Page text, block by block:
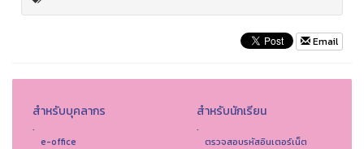
Email
สำหรับบุคลากร
.
e-office
สำหรับนักเรียน
.
ตรวจสอบรหัสอินเตอร์เน็ต